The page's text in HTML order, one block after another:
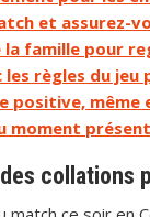
et assurez-
la famille pour
les règles du
positive,
moment
collations